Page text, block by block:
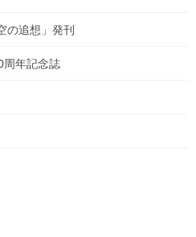
の海の幸を食卓にお届けいたし
追想」発刊
周年記念誌